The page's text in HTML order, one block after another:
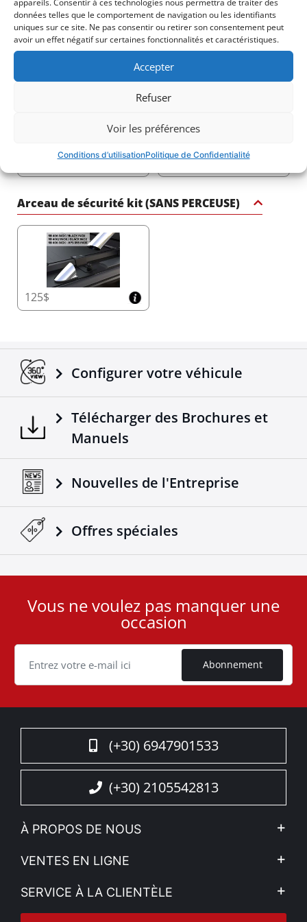
appareils. Consentir à ces technologies nous permettra de traiter des
données telles que le comportement de navigation ou les identifiants
uniques sur ce site. Ne pas consentir ou retirer son consentement peut
avoir un effet négatif sur certaines fonctionnalités et caractéristiques.
Accepter
Refuser
Voir les préférences
Conditions d’utilisationPolitique de Confidentialité
Transformez votre camion avec le roll bar sport noir
mat de Tessera4x4 – une déclaration de force, de
sécurité et de sophistication pour votre 4x4.
3140$
1765$
Arceau de sécurité kit (SANS PERCEUSE)
125$
Configurer votre véhicule
Télécharger des Brochures et
Manuels
Nouvelles de l'Entreprise
Offres spéciales
User
Cookie
Vous ne voulez pas manquer une
occasion
Abonnement
(+30) 6947901533
(+30) 2105542813
À PROPOS DE NOUS
L'entreprise
Voir nos actualités
Sitemap
VENTES EN LIGNE
Mon compte
SERVICE À LA CLIENTÈLE
Contacter